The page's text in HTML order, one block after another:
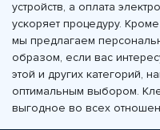
устройств, а оплата
ускоряет процедуру.
мы предлагаем
образом, если вас
этой и других категорий,
оптимальным выбором.
выгодное во всех